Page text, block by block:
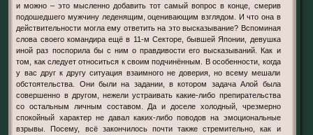
и можно – это мысленно добавить тот самый вопрос в конце, смерив
подошедшего мужчину леденящим, оценивающим взглядом. И что она в
действительности могла ему ответить на это высказывание? Вспоминая
слова своего командира ещё в 11-м Секторе, бывшей Японии, девушка
иной раз поспорила бы с ним о правдивости его высказываний. Как и
том, как следует относиться к своим подчинённым. В особенности, когда
у вас друг к другу ситуация взаимного не доверия, но всему мешали
обстоятельства. Они были на задании, в котором задача Алой была
совершенно в другом, нежели устраивать какие-либо препирательства
со остальным личным составом. Да и доселе холодный, чрезмерно
спокойный характер не давал каких-либо поводов на эмоциональные
взрывы. Посему, всё закончилось почти также стремительно, как и